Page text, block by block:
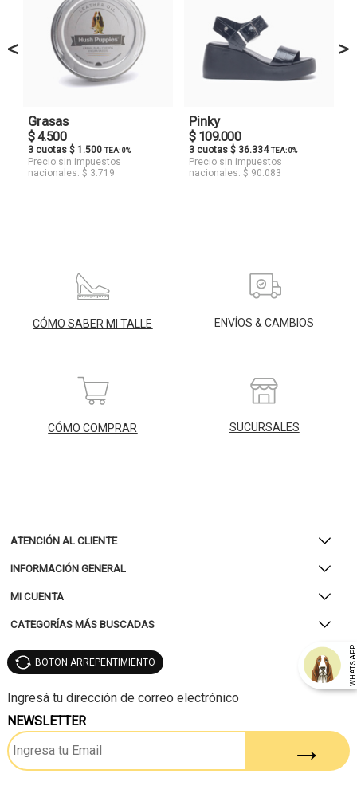
<
Grasas
$ 4.500
3 cuotas $ 1.500 TEA: 0%
Precio sin impuestos
nacionales: $ 3.719
Pinky
$ 109.000
3 cuotas $ 36.334TEA: 0%
Precio sin impuestos
nacionales: $ 90.083
>
CÓMO SABER MI TALLE ENVÍOS & CAMBIOS
CÓMO COMPRAR SUCURSALES
ATENCIÓN AL CLIENTE
INFORMACIÓN GENERAL
MI CUENTA
CATEGORÍAS MÁS BUSCADAS
WHATSAPP
BOTON ARREPENTIMIENTO
NEWSLETTER